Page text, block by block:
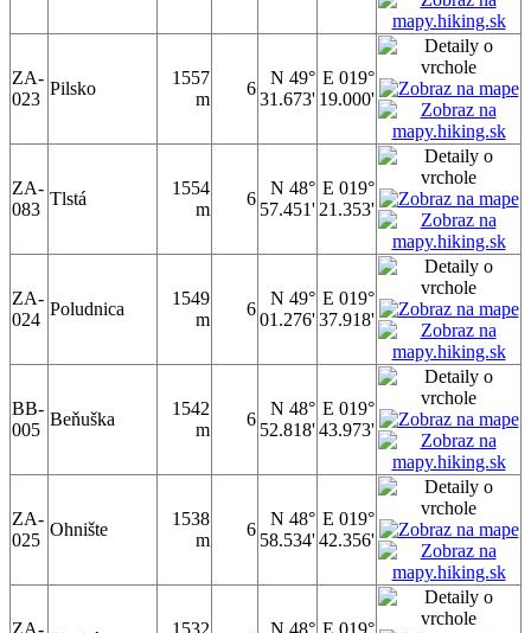
ZA-
023
Pilsko
1557
m
6
N 49°
31.673'
E 019°
19.000'
ZA-
083
Tlstá
1554
m
6
N 48°
57.451'
E 019°
21.353'
ZA-
024
Poludnica
1549
m
6
N 49°
01.276'
E 019°
37.918'
BB-
005
Beňuška
1542
m
6
N 48°
52.818'
E 019°
43.973'
ZA-
025
Ohnište
1538
m
6
N 48°
58.534'
E 019°
42.356'
ZA-
1532
N 48° E 019°